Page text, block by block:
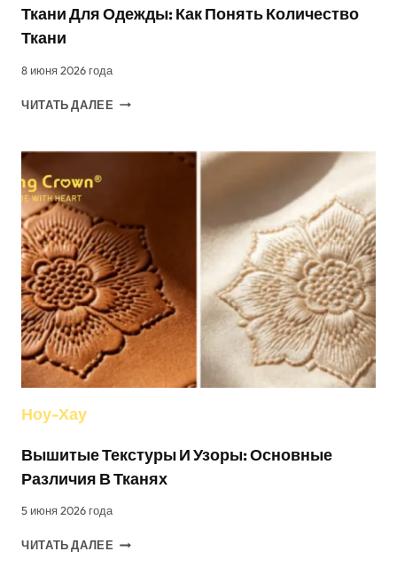
Ткани Для Одежды: Как Понять Количество
Ткани
8 июня 2026 года
ЧИТАТЬ ДАЛЕЕ ТКАНИ
КАК
Ноу-Хау
Вышитые Текстуры И Узоры: Основные
Различия В Тканях
5 июня 2026 года
ЧИТАТЬ ДАЛЕЕ ВЫШИТЫЕ